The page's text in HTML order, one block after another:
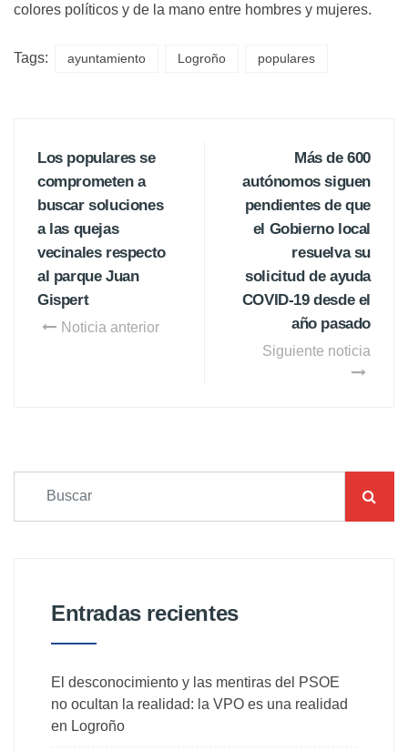
colores políticos y de la mano entre hombres y mujeres.
Tags: ayuntamiento Logroño populares
Los populares se
comprometen a
buscar soluciones
a las quejas
vecinales respecto
al parque Juan
Gispert
Noticia anterior
Más de 600
autónomos siguen
pendientes de que
el Gobierno local
resuelva su
solicitud de ayuda
COVID-19 desde el
año pasado
Siguiente noticia
Entradas recientes
El desconocimiento y las mentiras del PSOE
no ocultan la realidad: la VPO es una realidad
en Logroño